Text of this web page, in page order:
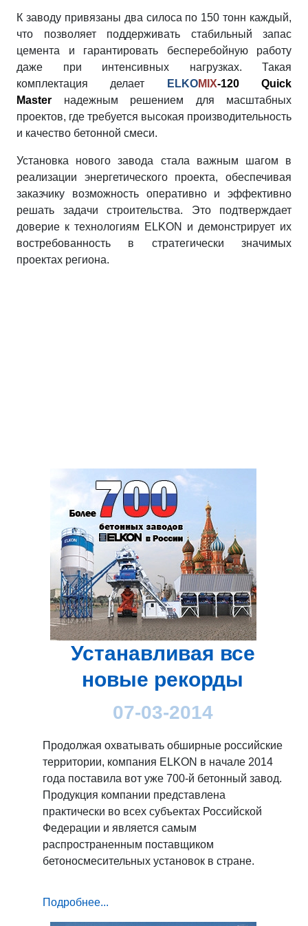
К заводу привязаны два силоса по 150 тонн каждый,
что позволяет поддерживать стабильный запас
цемента и гарантировать бесперебойную работу
даже при интенсивных нагрузках. Такая
комплектация делает
ELKOMIX-120 Quick
Master надежным решением для масштабных
проектов, где требуется высокая производительность
и качество бетонной смеси.
Установка нового завода стала важным шагом в
реализации энергетического проекта, обеспечивая
заказчику возможность оперативно и эффективно
решать задачи строительства. Это подтверждает
доверие к технологиям ELKON и демонстрирует их
востребованность в стратегически значимых
проектах региона.
Устанавливая все
новые рекорды
07-03-2014
Продолжая охватывать обширные российские
территории, компания ELKON в начале 2014
года поставила вот уже 700-й бетонный завод.
Продукция компании представлена
практически во всех субъектах Российской
Федерации и является самым
распространенным поставщиком
бетоносмесительных установок в стране.
Подробнее...